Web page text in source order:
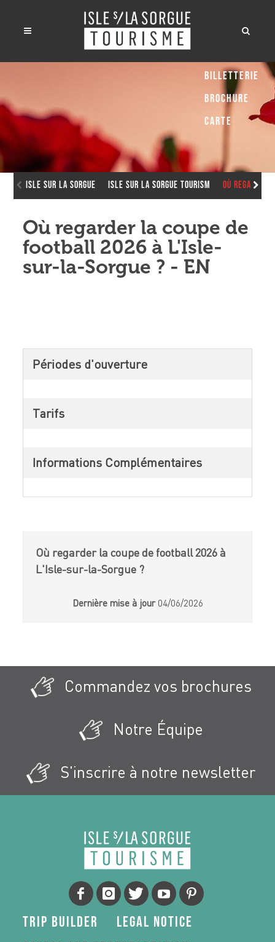
Isle sur la Sorgue Isle sur la Sorgue Tourism Où regarder
Où regarder la coupe de
football 2026 à L'Isle-
sur-la-Sorgue ? - EN
Périodes d'ouverture
Tarifs
Informations Complémentaires
Où regarder la coupe de football 2026 à
L'Isle-sur-la-Sorgue ?
Dernière mise à jour 04/06/2026
Billetterie
Brochure
Carte
Commandez vos brochures
Notre Équipe
S'inscrire à notre newsletter
Trip Builder
Legal Notice